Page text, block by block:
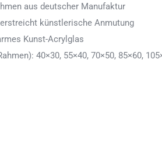
aus deutscher Manufaktur
künstlerische Anmutung
Kunst-Acrylglas
40×30, 55×40, 70×50, 85×60,